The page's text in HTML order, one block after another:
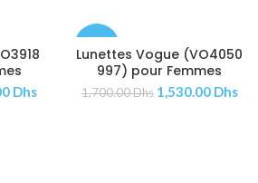
Dhs
AJOUTER AU PANIER
Lunettes Vogue (VO4050
997) pour Femmes
1,700.00Dhs 1,530.00 Dhs